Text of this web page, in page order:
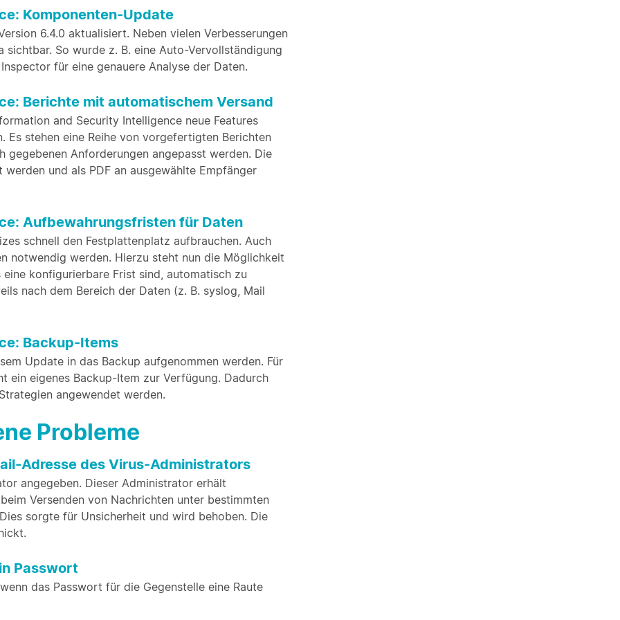
Komponenten-Update
6.4.0 aktualisiert. Neben vielen Verbesserungen
So wurde z. B. eine Auto-Vervollständigung
für eine genauere Analyse der Daten.
Berichte mit automatischem Versand
and Security Intelligence neue Features
stehen eine Reihe von vorgefertigten Berichten
Anforderungen angepasst werden. Die
und als PDF an ausgewählte Empfänger
Aufbewahrungsfristen für Daten
schnell den Festplattenplatz aufbrauchen. Auch
notwendig werden. Hierzu steht nun die Möglichkeit
konfigurierbare Frist sind, automatisch zu
nach dem Bereich der Daten (z. B. syslog, Mail
Backup-Items
Update in das Backup aufgenommen werden. Für
ein eigenes Backup-Item zur Verfügung. Dadurch
angewendet werden.
Probleme
Adresse des Virus-Administrators
angegeben. Dieser Administrator erhält
Versenden von Nachrichten unter bestimmten
sorgte für Unsicherheit und wird behoben. Die
Passwort
das Passwort für die Gegenstelle eine Raute